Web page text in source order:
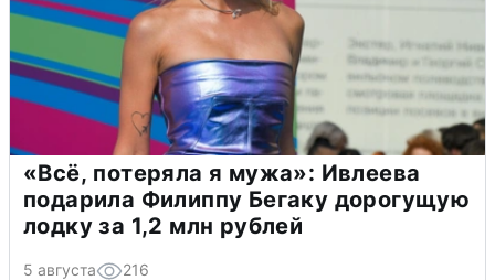
«Всё, потеряла я мужа»: Ивлеева
подарила Филиппу Бегаку дорогущую
лодку за 1,2 млн рублей
5 августа 216